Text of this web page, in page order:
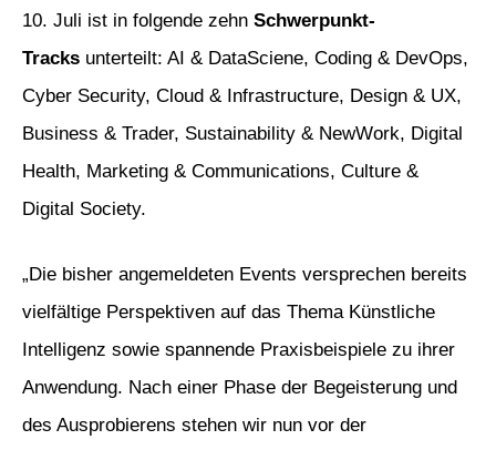
10. Juli ist in folgende zehn Schwerpunkt-
Tracks unterteilt: AI & DataSciene, Coding & DevOps,
Cyber Security, Cloud & Infrastructure, Design & UX,
Business & Trader, Sustainability & NewWork, Digital
Health, Marketing & Communications, Culture &
Digital Society.
„Die bisher angemeldeten Events versprechen bereits
vielfältige Perspektiven auf das Thema Künstliche
Intelligenz sowie spannende Praxisbeispiele zu ihrer
Anwendung. Nach einer Phase der Begeisterung und
des Ausprobierens stehen wir nun vor der